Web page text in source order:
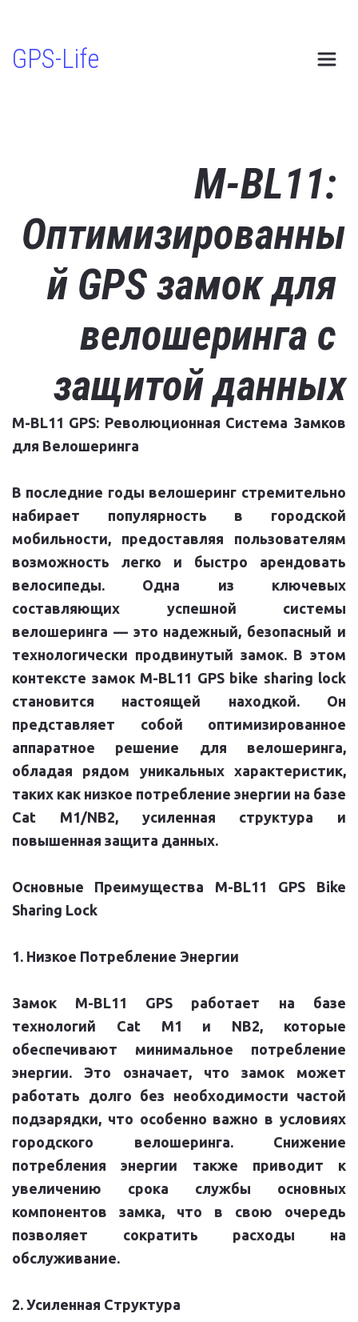
GPS-Life
M-BL11:
Оптимизированны
й GPS замок для
велошеринга с
защитой данных
M-BL11 GPS: Революционная Система Замков
для Велошеринга
В последние годы велошеринг стремительно
набирает популярность в городской
мобильности, предоставляя пользователям
возможность легко и быстро арендовать
велосипеды. Одна из ключевых
составляющих успешной системы
велошеринга — это надежный, безопасный и
технологически продвинутый замок. В этом
контексте замок M-BL11 GPS bike sharing lock
становится настоящей находкой. Он
представляет собой оптимизированное
аппаратное решение для велошеринга,
обладая рядом уникальных характеристик,
таких как низкое потребление энергии на базе
Cat M1/NB2, усиленная структура и
повышенная защита данных.
Основные Преимущества M-BL11 GPS Bike
Sharing Lock
1. Низкое Потребление Энергии
Замок M-BL11 GPS работает на базе
технологий Cat M1 и NB2, которые
обеспечивают минимальное потребление
энергии. Это означает, что замок может
работать долго без необходимости частой
подзарядки, что особенно важно в условиях
городского велошеринга. Снижение
потребления энергии также приводит к
увеличению срока службы основных
компонентов замка, что в свою очередь
позволяет сократить расходы на
обслуживание.
2. Усиленная Структура